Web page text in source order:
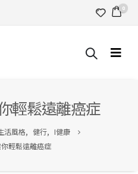
0
輕鬆遠離癌症
活風格, 健行, I健康
輕鬆遠離癌症